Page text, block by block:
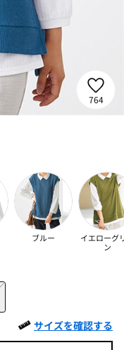
764
ブルー
イエローグ
ン
サイズを確認する